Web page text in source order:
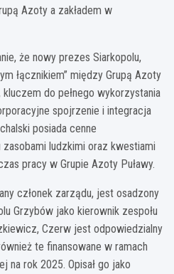
Azoty a zakładem w
że nowy prezes Siarkopolu,
łącznikiem” między Grupą Azoty
do pełnego wykorzystania
spojrzenie i integracja
posiada cenne
ludzkimi oraz kwestiami
pracy w Grupie Azoty Puławy.
członek zarządu, jest osadzony
Grzybów jako kierownik zespołu
Czerw jest odpowiedzialny
te finansowane w ramach
na rok 2025. Opisał go jako